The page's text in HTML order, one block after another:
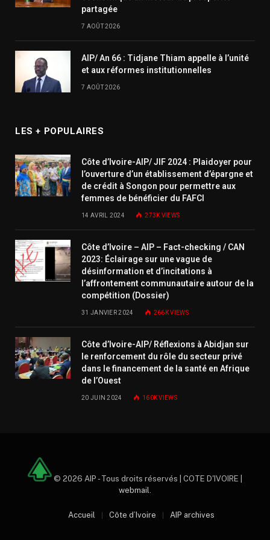
partagée
7 AOÛT 2026
AIP/ An 66 : Tidjane Thiam appelle à l’unité
et aux réformes institutionnelles
7 AOÛT 2026
LES + POPULAIRES
Côte d’Ivoire-AIP/ JIF 2024 : Plaidoyer pour
l’ouverture d’un établissement d’épargne et
de crédit à Songon pour permettre aux
femmes de bénéficier du FAFCI
14 AVRIL 2024 273KVIEWS
Côte d’Ivoire – AIP – Fact-checking / CAN
2023: Éclairage sur une vague de
désinformation et d’incitations à
l’affrontement communautaire autour de la
compétition (Dossier)
31 JANVIER 2024 266KVIEWS
Côte d’Ivoire-AIP/ Réflexions à Abidjan sur
le renforcement du rôle du secteur privé
dans le financement de la santé en Afrique
de l’Ouest
20 JUIN 2024 160KVIEWS
© 2026 AIP - Tous droits réservés | COTE D'IVOIRE |
webmail.
Accueil Côte d’Ivoire AIP archives